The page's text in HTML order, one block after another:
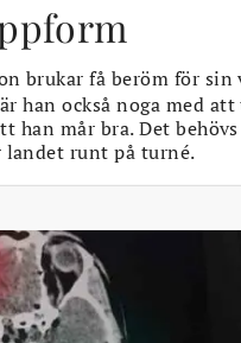
brukar få beröm för sin
han också noga med
han mår bra. Det
landet runt på turné.